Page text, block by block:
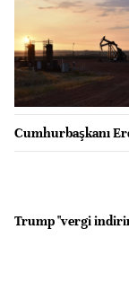
Cumhurbaşkanı
Trump "vergi